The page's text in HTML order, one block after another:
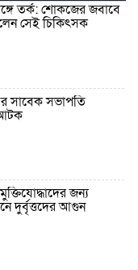
তর্ক: শোকজের জবাবে
সেই চিকিৎসক
সাবেক সভাপতি
জন্য
দুর্বৃত্তদের আগুন